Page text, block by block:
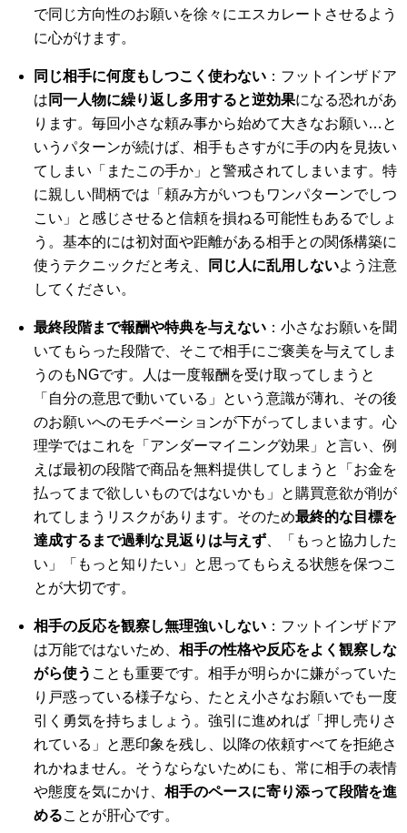
で同じ方向性のお願いを徐々にエスカレートさせるよう
に心がけます。
同じ相手に何度もしつこく使わない ：フットインザドア
は 同一人物に繰り返し多用すると逆効果になる恐れがあ
ります。毎回小さな頼み事から始めて大きなお願い…と
いうパターンが続けば、相手もさすがに手の内を見抜い
てしまい「またこの手か」と警戒されてしまいます。特
に親しい間柄では「頼み方がいつもワンパターンでしつ
こい」と感じさせると信頼を損ねる可能性もあるでしょ
う。基本的には初対面や距離がある相手との関係構築に
使うテクニックだと考え、
同じ人に乱用しないよう注意
してください。
最終段階まで報酬や特典を与えない ：小さなお願いを聞
いてもらった段階で、そこで相手にご褒美を与えてしま
うのもNGです。人は一度報酬を受け取ってしまうと
「自分の意思で動いている」という意識が薄れ、その後
のお願いへのモチベーションが下がってしまいます。心
理学ではこれを「アンダーマイニング効果」と言い、例
えば最初の段階で商品を無料提供してしまうと「お金を
払ってまで欲しいものではないかも」と購買意欲が削が
れてしまうリスクがあります。そのため最終的な目標を
達成するまで過剰な見返りは与えず 、「もっと協力した
い」「もっと知りたい」と思ってもらえる状態を保つこ
とが大切です。
相手の反応を観察し無理強いしない ：フットインザドア
は万能ではないため、相手の性格や反応をよく観察しな
がら使う ことも重要です。相手が明らかに嫌がっていた
り戸惑っている様子なら、たとえ小さなお願いでも一度
引く勇気を持ちましょう。強引に進めれば「押し売りさ
れている」と悪印象を残し、以降の依頼すべてを拒絶さ
れかねません。そうならないためにも、常に相手の表情
や態度を気にかけ、相手のペースに寄り添って段階を進
めることが肝心です。